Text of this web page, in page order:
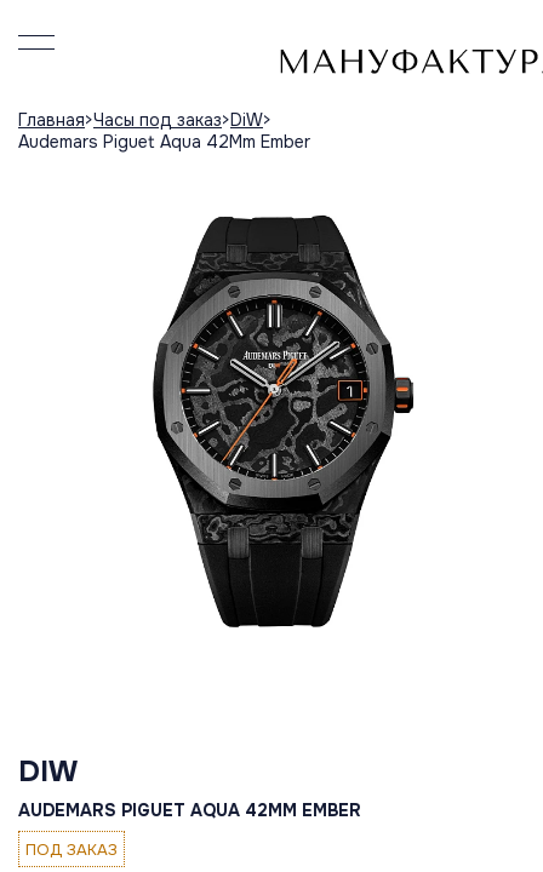
Главная Часы под заказ DiW
Audemars Piguet Aqua 42Mm Ember
DIW
AUDEMARS PIGUET AQUA 42MM EMBER
ПОД ЗАКАЗ